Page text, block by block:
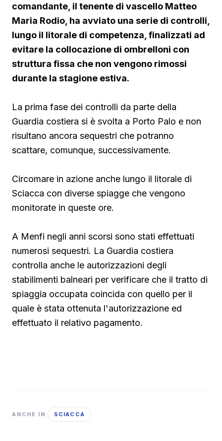
comandante, il tenente di vascello Matteo
Maria Rodio, ha avviato una serie di controlli,
lungo il litorale di competenza, finalizzati ad
evitare la collocazione di ombrelloni con
struttura fissa che non vengono rimossi
durante la stagione estiva.
La prima fase dei controlli da parte della
Guardia costiera si è svolta a Porto Palo e non
risultano ancora sequestri che potranno
scattare, comunque, successivamente.
Circomare in azione anche lungo il litorale di
Sciacca con diverse spiagge che vengono
monitorate in queste ore.
A Menfi negli anni scorsi sono stati effettuati
numerosi sequestri. La Guardia costiera
controlla anche le autorizzazioni degli
stabilimenti balneari per verificare che il tratto di
spiaggia occupata coincida con quello per il
quale è stata ottenuta l'autorizzazione ed
effettuato il relativo pagamento.
ANCHE IN SCIACCA